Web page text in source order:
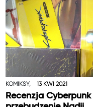
KOMIKSY, 13 KWI 2021
Recenzja